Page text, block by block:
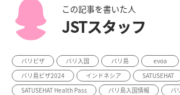
この記事を書いた人
JSTスタッフ
バリビザ バリ入国 バリ島 evoa
バリ島ビザ2024
インドネシア
SATUSEHAT
SATUSEHAT Health Pass
バリ島入国情報
バ